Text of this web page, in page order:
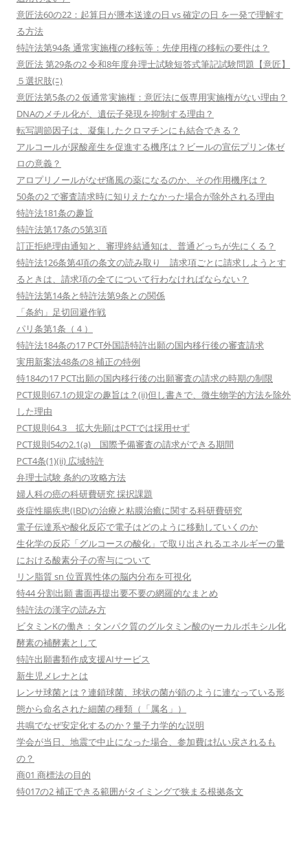
意匠法60の22：起算日が謄本送達の日 vs 確定の日 を一発で理解す
る方法
特許法第94条 通常実施権の移転等：先使用権の移転の要件は？
意匠法 第29条の2 令和8年度弁理士試験短答式筆記試験問題【意匠】
５選択肢(ﾆ)
意匠法第5条の2 仮通常実施権：意匠法に仮専用実施権がない理由？
DNAのメチル化が、遺伝子発現を抑制する理由？
転写調節因子は、凝集したクロマチンにも結合できる？
アルコールが尿酸産生を促進する機序は？ビールの宣伝プリン体ゼ
ロの意義？
アロプリノールがなぜ痛風の薬になるのか、その作用機序は？
50条の2 で審査請求時に知りえたなかった場合が除外される理由
特許法181条の趣旨
特許法第17条の5第3項
訂正拒絶理由通知と、審理終結通知は、普通どっちが先にくる？
特許法126条第4項の条文の読み取り 請求項ごとに請求しようとす
るときは、請求項の全てについて行わなければならない？
特許法第14条と特許法第9条との関係
「条約」足切回避作戦
パリ条第1条（４）
特許法184条の17 PCT外国語特許出願の国内移行後の審査請求
実用新案法48条の8 補正の特例
特184の17 PCT出願の国内移行後の出願審査の請求の時期の制限
PCT規則67.1の規定の趣旨は？(ii)但し書きで、微生物学的方法を除外
した理由
PCT規則64.3 拡大先願はPCTでは採用せず
PCT規則54の2.1(a) 国際予備審査の請求ができる期間
PCT4条(1)(ii) 広域特許
弁理士試験 条約の攻略方法
婦人科の癌の科研費研究 採択課題
炎症性腸疾患(IBD)の治療と粘膜治癒に関する科研費研究
電子伝達系や酸化反応で電子はどのように移動していくのか
生化学の反応「グルコースの酸化」で取り出されるエネルギーの量
における酸素分子の寄与について
リン脂質 sn 位置異性体の脳内分布を可視化
特44 分割出願 書面再提出要不要の網羅的なまとめ
特許法の漢字の読み方
ビタミンKの働き：タンパク質のグルタミン酸のγーカルボキシル化
酵素の補酵素として
特許出願書類作成支援AIサービス
新生児メレナとは
レンサ球菌とは？連鎖球菌、球状の菌が鎖のように連なっている形
態から命名された細菌の種類（「属名」）
共鳴でなぜ安定化するのか？量子力学的な説明
学会が当日、地震で中止になった場合、参加費は払い戻されるも
の？
商01 商標法の目的
特017の2 補正できる範囲がタイミングで狭まる根拠条文